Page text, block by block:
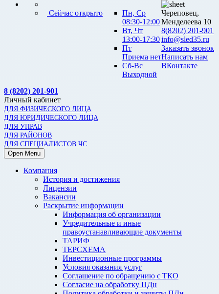
Сейчас открыто
Пн, Ср
08:30-12:00
Вт, Чт
13:00-17:30
Пт
Приема нет
Сб-Вс
Выходной
Череповец,
Менделеева 10
8(8202) 201-901
info@sled35.ru
Заказать звонок
Написать нам
ВКонтакте
8 (8202) 201-901
Личный кабинет
ДЛЯ ФИЗИЧЕСКОГО ЛИЦА
ДЛЯ ЮРИДИЧЕСКОГО ЛИЦА
ДЛЯ УПРАВ
ДЛЯ РАЙОНОВ
ДЛЯ СПЕЦИАЛИСТОВ ЧС
Open Menu
Компания
История и достижения
Лицензии
Вакансии
Раскрытие информации
Информация об организации
Учредительные и иные
правоустанавливающие документы
ТАРИФ
ТЕРСХЕМА
Инвестиционные программы
Условия оказания услуг
Соглашение по обращению с ТКО
Согласие на обработку ПДн